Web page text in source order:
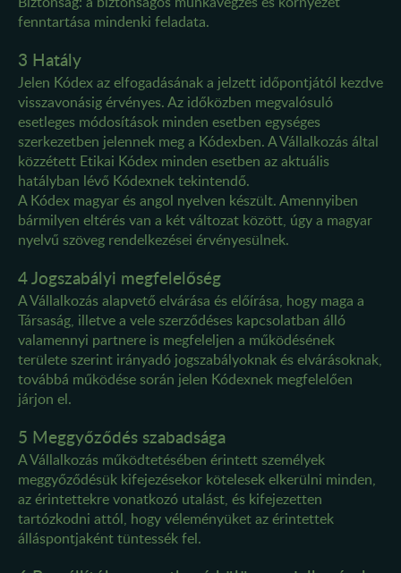
fenntartása mindenki feladata.
3 Hatály
Jelen Kódex az elfogadásának a jelzett időpontjától kezdve
visszavonásig érvényes. Az időközben megvalósuló
esetleges módosítások minden esetben egységes
szerkezetben jelennek meg a Kódexben. A Vállalkozás által
közzétett Etikai Kódex minden esetben az aktuális
hatályban lévő Kódexnek tekintendő.
A Kódex magyar és angol nyelven készült. Amennyiben
bármilyen eltérés van a két változat között, úgy a magyar
nyelvű szöveg rendelkezései érvényesülnek.
4 Jogszabályi megfelelőség
A Vállalkozás alapvető elvárása és előírása, hogy maga a
Társaság, illetve a vele szerződéses kapcsolatban álló
valamennyi partnere is megfeleljen a működésének
területe szerint irányadó jogszabályoknak és elvárásoknak,
továbbá működése során jelen Kódexnek megfelelően
járjon el.
5 Meggyőződés szabadsága
A Vállalkozás működtetésében érintett személyek
meggyőződésük kifejezésekor kötelesek elkerülni minden,
az érintettekre vonatkozó utalást, és kifejezetten
tartózkodni attól, hogy véleményüket az érintettek
álláspontjaként tüntessék fel.